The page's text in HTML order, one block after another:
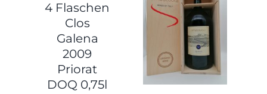
4 Flaschen
Clos
Galena
2009
Priorat
DOQ 0,75l